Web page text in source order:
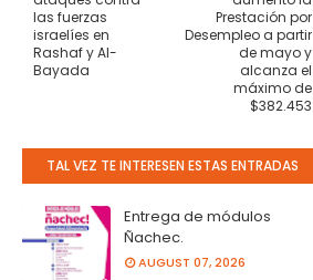
Prestación por
Desempleo a partir
de mayo y
alcanza el
máximo de
$382.453
las fuerzas
israelíes en
Rashaf y Al-
Bayada
TAL VEZ TE INTERESEN ESTAS ENTRADAS
Entrega de módulos
Ñachec.
AUGUST 07, 2026